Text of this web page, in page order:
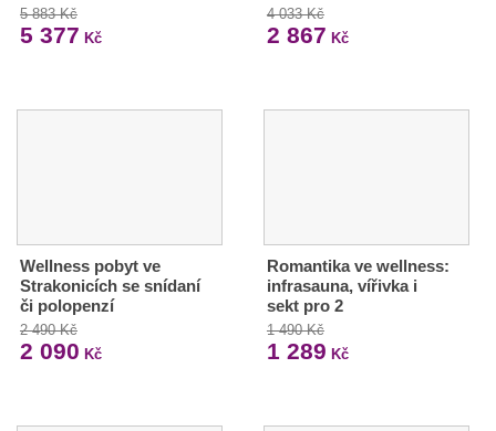
5 883 Kč
5 377 Kč
4 033 Kč
2 867 Kč
Wellness pobyt ve
Strakonicích se snídaní
či polopenzí
2 490 Kč
2 090 Kč
Romantika ve wellness:
infrasauna, vířivka i
sekt pro 2
1 490 Kč
1 289 Kč